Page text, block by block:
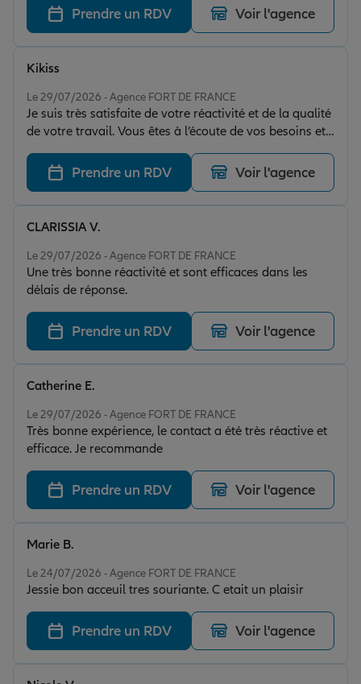
Prendre un RDV Voir l'agence
Le 29/07/2026 - Agence FORT DE FRANCE
Je suis très satisfaite de votre réactivité et de la qualité
de votre travail. Vous êtes à l’écoute de vos besoins et
vos propositions sont toujours parfaitement adaptées
et complémentaires. Je recommande vivement vos
services !
Kikiss
Prendre un RDV Voir l'agence
Le 29/07/2026 - Agence FORT DE FRANCE
Une très bonne réactivité et sont efficaces dans les
délais de réponse.
CLARISSIA V.
Prendre un RDV Voir l'agence
Le 29/07/2026 - Agence FORT DE FRANCE
Très bonne expérience, le contact a été très réactive et
efficace. Je recommande
Catherine E.
Prendre un RDV Voir l'agence
Le 24/07/2026 - Agence FORT DE FRANCE
Jessie bon acceuil tres souriante. C etait un plaisir
Marie B.
Prendre un RDV Voir l'agence